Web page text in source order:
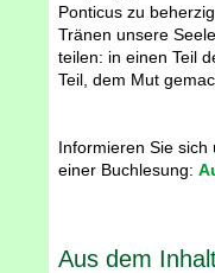
Ponticus zu
Tränen unsere
teilen: in einen Teil
Teil, dem Mut
Informieren Sie
einer Buchlesung:
Aus dem